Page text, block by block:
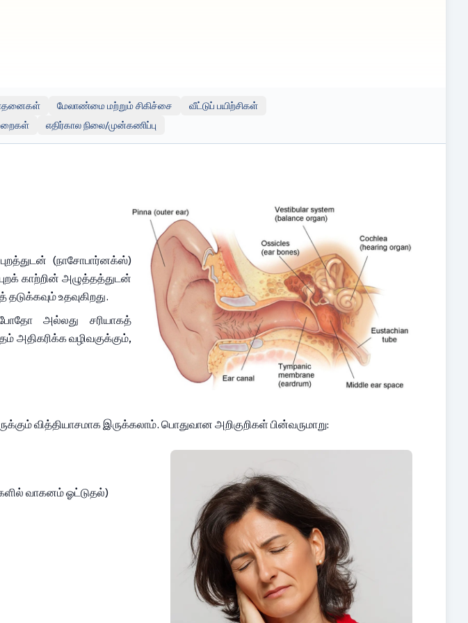
மேலாண்மை மற்றும் சிகிச்சை
வீட்டுப் பயிற்சிகள்
எதிர்கால நிலை/முன்கணிப்பு
(நாசோபார்னக்ஸ்)
காற்றின் அழுத்தத்துடன்
உதவுகிறது.
அல்லது சரியாகத்
அதிகரிக்க வழிவகுக்கும்,
வித்தியாசமாக இருக்கலாம். பொதுவான அறிகுறிகள் பின்வருமாறு:
வாகனம் ஓட்டுதல்)